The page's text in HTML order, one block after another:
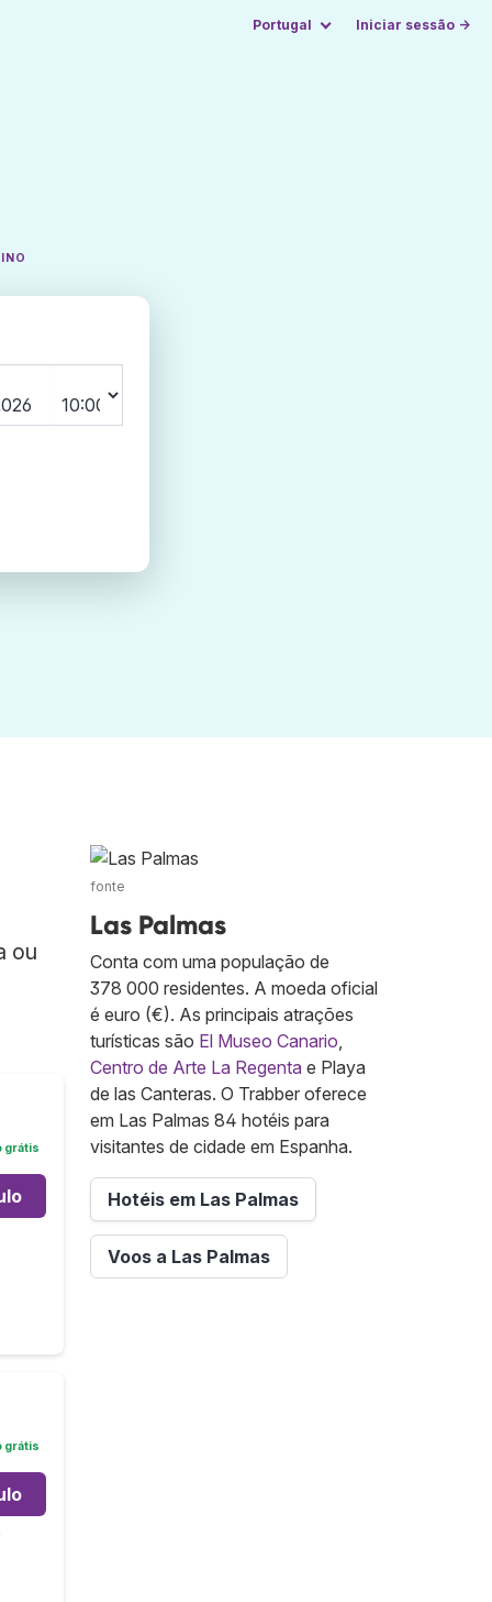
Portugal Iniciar sessão →
ou
grátis
grátis
fonte
Las Palmas
Conta com uma população de
378 000 residentes. A moeda oficial
é euro (€). As principais atrações
turísticas são El Museo Canario,
Centro de Arte La Regenta e Playa
de las Canteras. O Trabber oferece
em Las Palmas 84 hotéis para
visitantes de cidade em Espanha.
Hotéis em Las Palmas
Voos a Las Palmas